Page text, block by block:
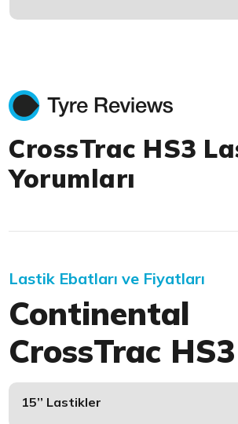
CrossTrac HS3
Yorumları
Lastik Ebatları ve Fiyatları
Continental
CrossTrac HS3
15’’ Lastikler